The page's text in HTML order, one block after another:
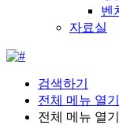
벤
자료실
검색하기
전체 메뉴 열기
전체 메뉴 열기